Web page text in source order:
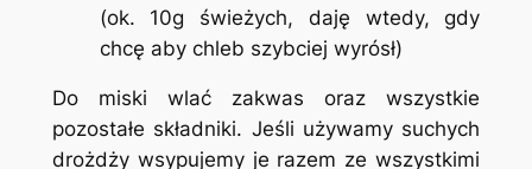
(ok. 10g świeżych, daję wtedy, gdy
chcę aby chleb szybciej wyrósł)
Do miski wlać zakwas oraz wszystkie
pozostałe składniki. Jeśli używamy suchych
drożdży wsypujemy je razem ze wszystkimi